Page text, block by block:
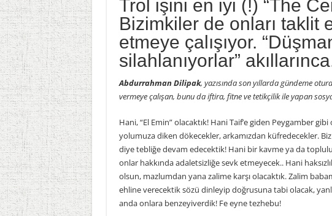
​​​​​​​Trol işini en iyi (!) “The
Bizimkiler de onları taklit
etmeye çalışıyor.
silahlanıyorlar”
Abdurrahman Dilipak, yazısında son yıllarda gündeme
vermeye çalışan, bunu da iftira, fitne ve tetikçilik ile yapan
Hani, “El Emin” olacaktık! Hani Taif’e giden Peygamber
yolumuza diken dökecekler, arkamızdan küfredecekler. Biz
diye tebliğe devam edecektik! Hani bir kavme ya da
onlar hakkında adaletsizliğe sevk etmeyecek.. Hani
olsun, mazlumdan yana zalime karşı olacaktık. Zalim
ehline verecektik sözü dinleyip doğrusuna tabi olacak,
anda onlara benzeyiverdik! Fe eyne tezhebu!